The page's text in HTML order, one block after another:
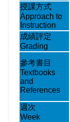
授課方式
Approach to
Instruction
成績評定
Grading
參考書目
Textbooks
and
References
週次
Week